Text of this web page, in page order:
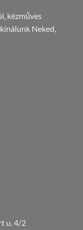
kézműves
Neked,
u. 4/2